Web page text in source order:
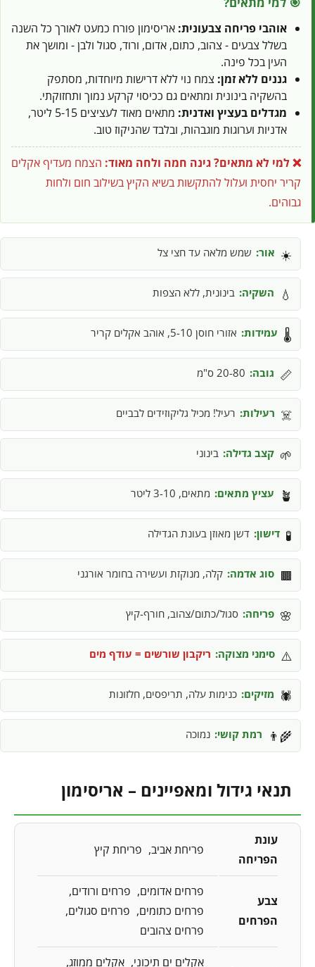
אוהבי פריחה צבעונית: אריסימון פורח כמעט לאורך כל השנה
בשלל צבעים - צהוב, כתום, אדום, ורוד, סגול ולבן - ומושך את
העין בכל פינה.
גננים ללא זמן: צמח נוי ללא דרישות מיוחדות, מסתפק
בהשקיה בינונית ומתאים גם ככיסוי קרקע נמוך ותחזוקתי.
מגדלים בעציץ ואדנית:
מתאים מאוד לעציצים 5-15 ליטר,
אדניות וערוגות מוגבהות, ובלבד שהניקוז טוב.
❌ למי לא מתאים?גינה חמה ולחה מאוד: הצמח מעדיף אקלים
קריר יחסית ועלול להתקשות בשיא הקיץ בשילוב חום ולחות
גבוהים.
☀️ אור: שמש מלאה עד חצי צל
💧 השקיה: בינונית, ללא הצפות
🌡️ עמידות: אזורי חוסן 5-10, אוהב אקלים קריר
📏 גובה: 20-80 ס"מ
☠️ רעילות: רעיל! מכיל גליקוזידים לבביים
🌱 קצב גדילה: בינוני
🪴 עציץ מתאים: מתאים, 3-10 ליטר
🧪 דישון: דשן מאוזן בעונת הגדילה
🟫 סוג אדמה: קלה, מנוקזת ועשירה בחומר אורגני
🌸 פריחה: סגול/כתום/צהוב, חורף-קיץ
⚠️ סימני מצוקה: ריקבון שורשים = עודף מים
🕷️ מזיקים: כנימות עלה, תריפסים, חלזונות
👨‍🌾 רמת קושי: נמוכה
תנאי גידול ומאפיינים – אריסימון
עונת
הפריחה
פריחת אביב פריחת קיץ
צבע
הפרחים
פרחים אדומים
פרחים ורודים
פרחים כתומים
פרחים סגולים
פרחים צהובים
אקלים ים תיכוני
אקלים ממוזג